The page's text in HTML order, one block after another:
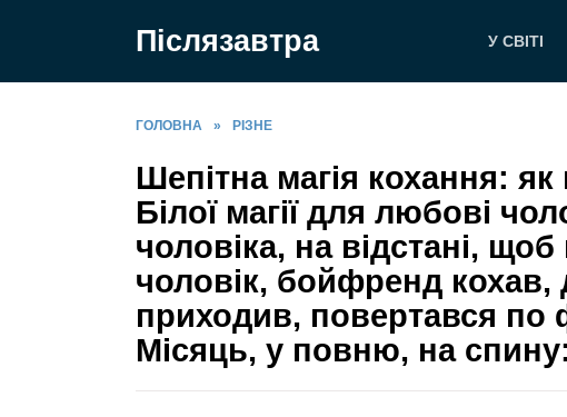
Післязавтра У СВІТІ
ГОЛОВНА » РІЗНЕ
Шепітна магія кохання:
Білої магії для любові
чоловіка, на відстані,
чоловік, бойфренд кохав,
приходив, повертався по
Місяць, у повню, на